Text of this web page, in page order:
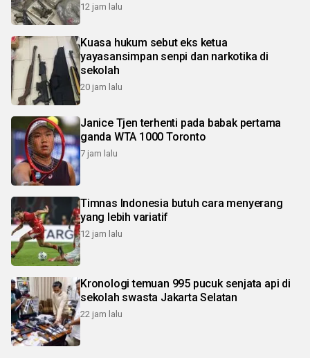
12 jam lalu
Kuasa hukum sebut eks ketua
yayasansimpan senpi dan narkotika di
sekolah
20 jam lalu
Janice Tjen terhenti pada babak pertama
ganda WTA 1000 Toronto
7 jam lalu
Timnas Indonesia butuh cara menyerang
yang lebih variatif
12 jam lalu
Kronologi temuan 995 pucuk senjata api di
sekolah swasta Jakarta Selatan
22 jam lalu